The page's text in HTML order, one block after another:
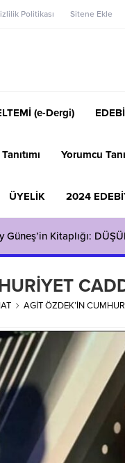
Politikası Sitene Ekle
(e-Dergi)
Yorumcu
ÜYELİK 2024
Güneş’in Kitaplığı:
AGİT ÖZDEK’İN